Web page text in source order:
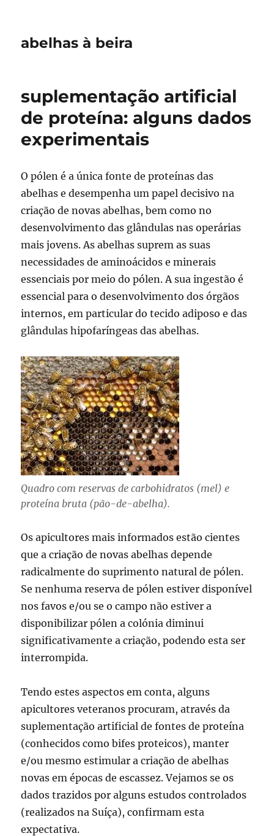
abelhas à beira
suplementação artificial
de proteína: alguns dados
experimentais
O pólen é a única fonte de proteínas das
abelhas e desempenha um papel decisivo na
criação de novas abelhas, bem como no
desenvolvimento das glândulas nas operárias
mais jovens. As abelhas suprem as suas
necessidades de aminoácidos e minerais
essenciais por meio do pólen. A sua ingestão é
essencial para o desenvolvimento dos órgãos
internos, em particular do tecido adiposo e das
glândulas hipofaríngeas das abelhas.
Quadro com reservas de carbohidratos (mel) e
proteína bruta (pão-de-abelha).
Os apicultores mais informados estão cientes
que a criação de novas abelhas depende
radicalmente do suprimento natural de pólen.
Se nenhuma reserva de pólen estiver disponível
nos favos e/ou se o campo não estiver a
disponibilizar pólen a colónia diminui
significativamente a criação, podendo esta ser
interrompida.
Tendo estes aspectos em conta, alguns
apicultores veteranos procuram, através da
suplementação artificial de fontes de proteína
(conhecidos como bifes proteicos), manter
e/ou mesmo estimular a criação de abelhas
novas em épocas de escassez. Vejamos se os
dados trazidos por alguns estudos controlados
(realizados na Suíça), confirmam esta
expectativa.